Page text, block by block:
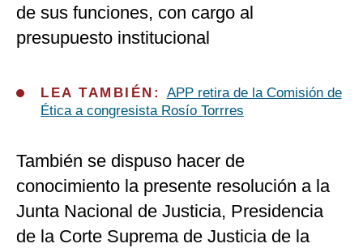
de sus funciones, con cargo al
presupuesto institucional
LEA TAMBIÉN: APP retira de la Comisión de
Ética a congresista Rosío Torrres
También se dispuso hacer de
conocimiento la presente resolución a la
Junta Nacional de Justicia, Presidencia
de la Corte Suprema de Justicia de la